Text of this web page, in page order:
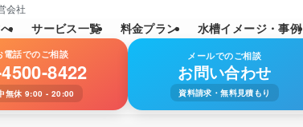
社: SNS総フォロワー数11万人)
サービス一覧 料金プラン 水槽イメージ・事例
電話でのご相談
8422
無休 9:00 - 20:00
メールでのご相談
お問い合わせ
資料請求・無料見積もり